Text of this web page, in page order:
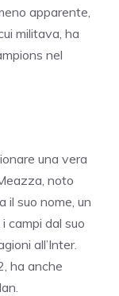
apparente,
militava, ha
nel
una vera
noto
il suo nome, un
campi dal suo
all’Inter.
ha anche